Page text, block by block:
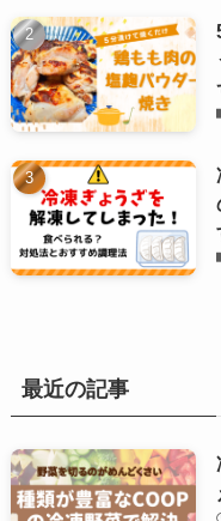
最近の記事